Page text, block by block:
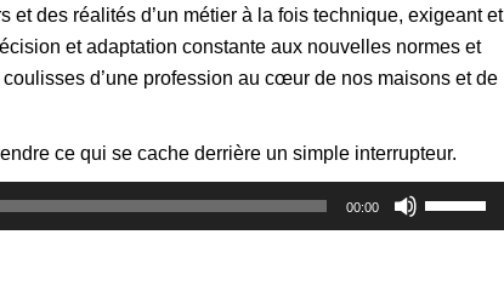
et des réalités d’un métier à la fois technique, exigeant et
et adaptation constante aux nouvelles normes et
d’une profession au cœur de nos maisons et de
ce qui se cache derrière un simple interrupteur.
00:00
les